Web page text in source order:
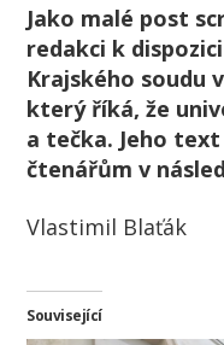
Jako malé post
redakci k
Krajského soudu
který říká, že
a tečka. Jeho
čtenářům v
Vlastimil Blaťák
Související